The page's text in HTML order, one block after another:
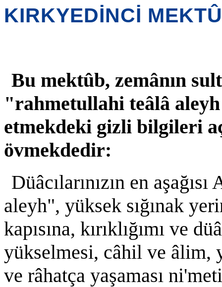
KIRKYEDİNCİ
Bu mektûb, zemânın
"rahmetullahi teâlâ
etmekdeki gizli bilgileri
övmekdedir:
Düâcılarınızın en
aleyh", yüksek sığınak
kapısına, kırıklığımı ve
yükselmesi, câhil ve âlim,
ve râhatça yaşaması